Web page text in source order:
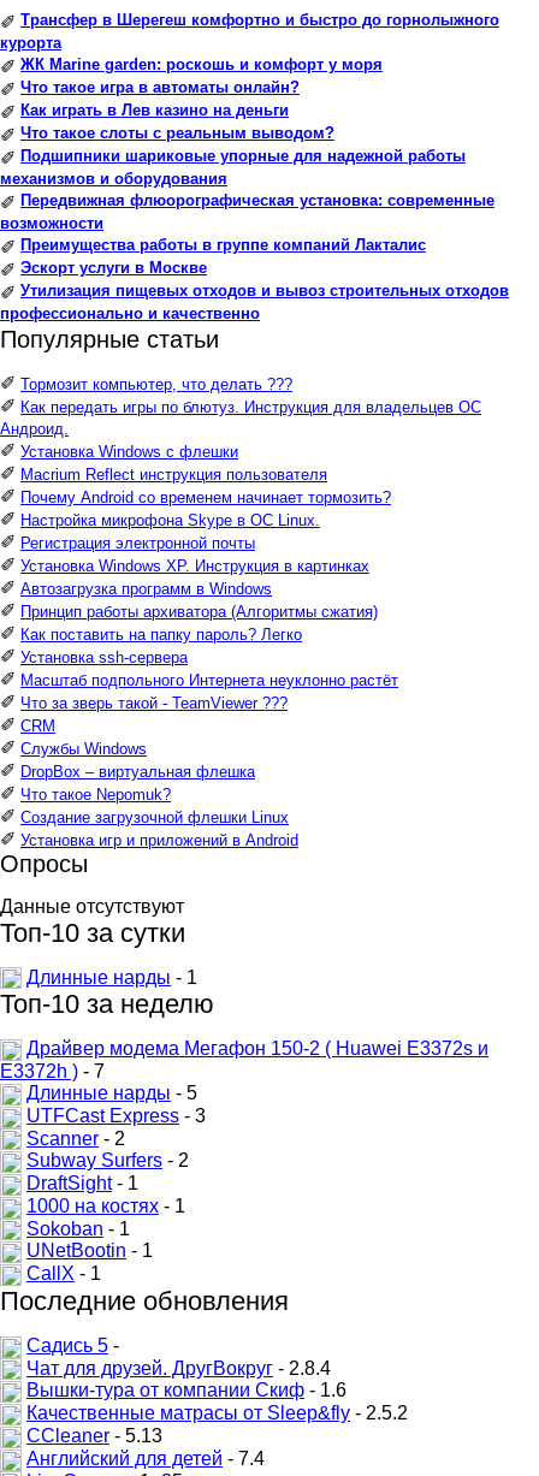
✐ Трансфер в Шерегеш комфортно и быстро до горнолыжного
курорта
✐ ЖК Marine garden: роскошь и комфорт у моря
✐ Что такое игра в автоматы онлайн?
✐ Как играть в Лев казино на деньги
✐ Что такое слоты с реальным выводом?
✐ Подшипники шариковые упорные для надежной работы
механизмов и оборудования
✐ Передвижная флюорографическая установка: современные
возможности
✐ Преимущества работы в группе компаний Лакталис
✐ Эскорт услуги в Москве
✐ Утилизация пищевых отходов и вывоз строительных отходов
профессионально и качественно
Популярные статьи
✐ Тормозит компьютер, что делать ???
✐ Как передать игры по блютуз. Инструкция для владельцев ОС
Андроид.
✐ Установка Windows с флешки
✐ Macrium Reflect инструкция пользователя
✐ Почему Android со временем начинает тормозить?
✐ Настройка микрофона Skype в ОС Linux.
✐ Регистрация электронной почты
✐ Установка Windows XP. Инструкция в картинках
✐ Автозагрузка программ в Windows
✐ Принцип работы архиватора (Алгоритмы сжатия)
✐ Как поставить на папку пароль? Легко
✐ Установка ssh-сервера
✐ Масштаб подпольного Интернета неуклонно растёт
✐ Что за зверь такой - TeamViewer ???
✐ CRM
✐ Службы Windows
✐ DropBox – виртуальная флешка
✐ Что такое Nepomuk?
✐ Создание загрузочной флешки Linux
✐ Установка игр и приложений в Android
Опросы
Данные отсутствуют
Топ-10 за сутки
Длинные нарды - 1
Топ-10 за неделю
Драйвер модема Мегафон 150-2 ( Huawei E3372s и
E3372h ) - 7
Длинные нарды - 5
UTFCast Express - 3
Scanner - 2
Subway Surfers - 2
DraftSight- 1
1000 на костях - 1
Sokoban - 1
UNetBootin - 1
CallX - 1
Последние обновления
Садись 5 -
Чат для друзей. ДругВокруг - 2.8.4
Вышки-тура от компании Скиф - 1.6
Качественные матрасы от Sleep&fly - 2.5.2
CCleaner - 5.13
Английский для детей - 7.4